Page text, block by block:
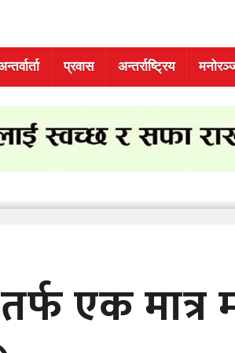
प्रवास अन्तर्राष्ट्रिय
एक मात्र